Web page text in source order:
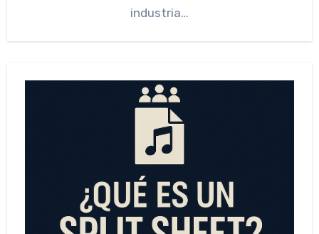
industria…